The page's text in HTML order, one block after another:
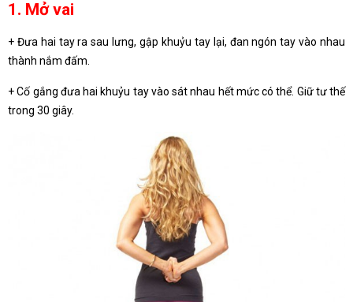
1. Mở vai
+ Đưa hai tay ra sau lưng, gập khuỷu tay lại, đan ngón tay vào nhau
thành nắm đấm.
+ Cố gắng đưa hai khuỷu tay vào sát nhau hết mức có thể. Giữ tư thế
trong 30 giây.